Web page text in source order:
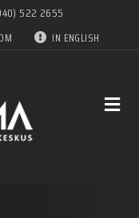
522 2655
IN ENGLISH